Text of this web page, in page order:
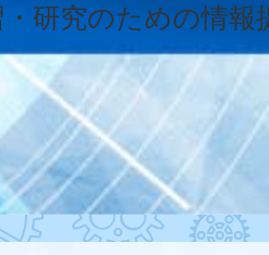
研究のための情